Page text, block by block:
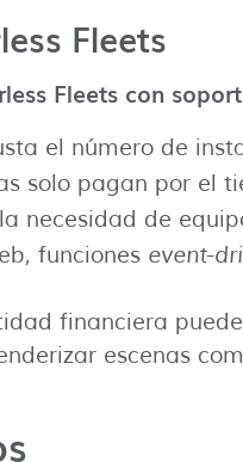
Fleets
Fleets con
el número de
solo pagan por el
necesidad de
funciones event-
financiera
escenas